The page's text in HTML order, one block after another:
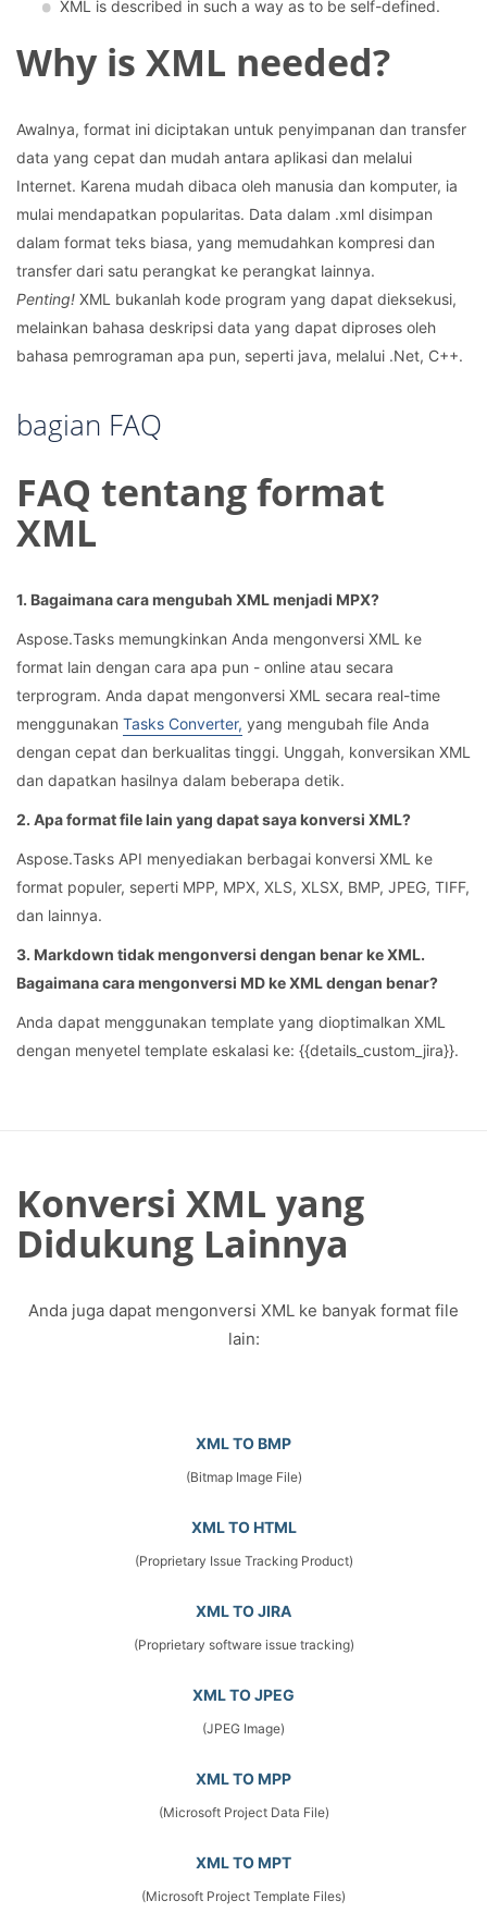
XML ​​is described in such a way as to be self-defined.
Why is XML needed?
Awalnya, format ini diciptakan untuk penyimpanan dan transfer
data yang cepat dan mudah antara aplikasi dan melalui
Internet. Karena mudah dibaca oleh manusia dan komputer, ia
mulai mendapatkan popularitas. Data dalam .xml disimpan
dalam format teks biasa, yang memudahkan kompresi dan
transfer dari satu perangkat ke perangkat lainnya.
Penting! XML bukanlah kode program yang dapat dieksekusi,
melainkan bahasa deskripsi data yang dapat diproses oleh
bahasa pemrograman apa pun, seperti java, melalui .Net, C++.
bagian FAQ
FAQ tentang format
XML
1. Bagaimana cara mengubah XML menjadi MPX?
Aspose.Tasks memungkinkan Anda mengonversi XML ke
format lain dengan cara apa pun - online atau secara
terprogram. Anda dapat mengonversi XML secara real-time
menggunakan Tasks Converter, yang mengubah file Anda
dengan cepat dan berkualitas tinggi. Unggah, konversikan XML
dan dapatkan hasilnya dalam beberapa detik.
2. Apa format file lain yang dapat saya konversi XML?
Aspose.Tasks API menyediakan berbagai konversi XML ke
format populer, seperti MPP, MPX, XLS, XLSX, BMP, JPEG, TIFF,
dan lainnya.
3. Markdown tidak mengonversi dengan benar ke XML.
Bagaimana cara mengonversi MD ke XML dengan benar?
Anda dapat menggunakan template yang dioptimalkan XML
dengan menyetel template eskalasi ke: {{details_custom_jira}}.
Konversi XML yang
Didukung Lainnya
Anda juga dapat mengonversi XML ke banyak format file
lain:
XML TO BMP
(Bitmap Image File)
XML TO HTML
(Proprietary Issue Tracking Product)
XML TO JIRA
(Proprietary software issue tracking)
XML TO JPEG
(JPEG Image)
XML TO MPP
(Microsoft Project Data File)
XML TO MPT
(Microsoft Project Template Files)